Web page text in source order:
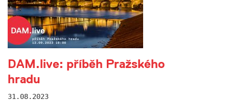
DAM.live: příběh Pražského
hradu
31.08.2023